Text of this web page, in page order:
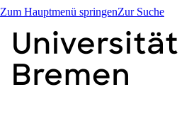
Zum Hauptmenü springenZur Suche